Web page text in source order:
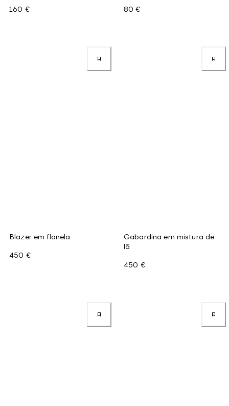
160 € 80 €
Blazer em flanela
450 €
Gabardina em mistura de
lã
450 €